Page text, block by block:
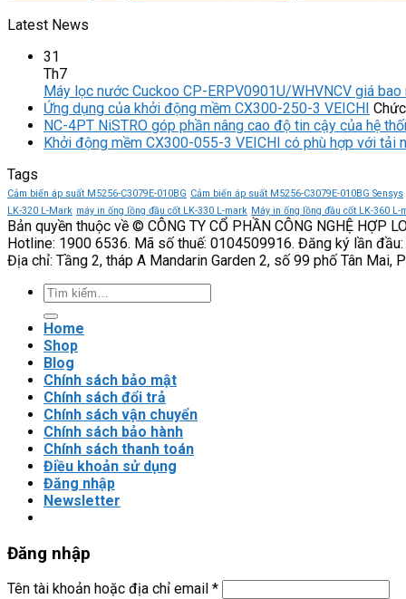
Latest News
31
Th7
Máy lọc nước Cuckoo CP-ERPV0901U/WHVNCV giá bao
Ứng dụng của khởi động mềm CX300-250-3 VEICHI
NC-4PT NiSTRO góp phần nâng cao độ tin cậy của hệ
Khởi động mềm CX300-055-3 VEICHI có phù hợp với tải
Tags
Cảm biến áp suất M5256-C3079E-010BG Cảm biến áp suất M5256-C3079E-010BG Sensys
LK-320 L-Mark máy in ống lồng đầu cốt LK-330 L-mark Máy in ống lồng đầu cốt LK-360 L-
Bản quyền thuộc về © CÔNG TY CỔ PHẦN CÔNG NGHỆ HỢP
Hotline: 1900 6536. Mã số thuế: 0104509916. Đăng ký lần
Địa chỉ: Tầng 2, tháp A Mandarin Garden 2, số 99 phố Tân Mai,
Tìm
kiếm:
Home
Shop
Blog
Chính sách bảo mật
Chính sách đổi trả
Chính sách vận chuyển
Chính sách bảo hành
Chính sách thanh toán
Điều khoản sử dụng
Đăng nhập
Newsletter
Đăng nhập
Tên tài khoản hoặc địa chỉ email *